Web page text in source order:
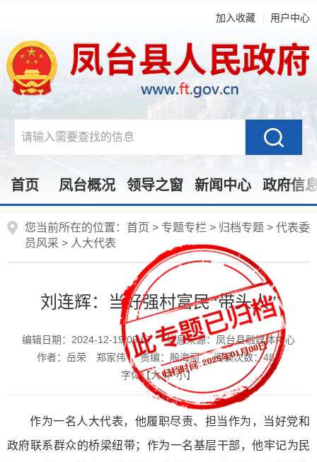
加入收藏 用户中心
首页 凤台概况 领导之窗 新闻中心 政府信
您当前所在的位置： 首页 > 专题专栏 > 归档专题 > 代表委
员风采 > 人大代表
刘连辉：当好强村富民“带头人”
编辑日期：2024-12-19 09:07
信息来源：凤台县融媒体中心
作者：岳荣 郑家伟
责编：殷海丽 阅读次数：481
字体【大 中 小】
作为一名人大代表，他履职尽责、担当作为，当好党和
政府联系群众的桥梁纽带；作为一名基层干部，他牢记为民